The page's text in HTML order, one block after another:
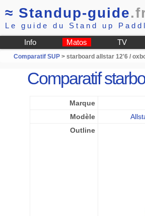
≈ Standup-guide
Le guide du Stand up
Info Matos TV
Comparatif SUP > starboard allstar 12'6 /
Comparatif
Marque
Modèle
Outline